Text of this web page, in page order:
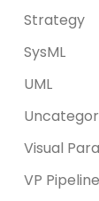
Strategy
SysML
UML
Visual
VP Pipeline